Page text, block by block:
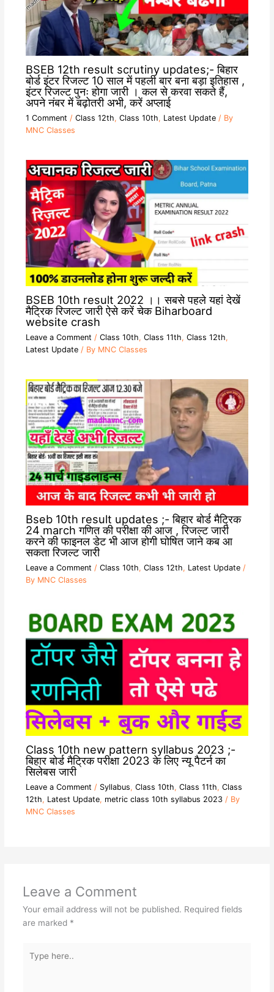
BSEB 12th result scrutiny updates;- बिहार
बोर्ड इंटर रिजल्ट 10 साल में पहली बार बना बड़ा इतिहास ,
इंटर रिजल्ट पुनः होगा जारी । कल से करवा सकते हैं,
अपने नंबर में बढ़ोतरी अभी, करें अप्लाई
1 Comment / Class 12th, Class 10th, Latest Update/ By
MNC Classes
BSEB 10th result 2022 ।। सबसे पहले यहां देखें
मैट्रिक रिजल्ट जारी ऐसे करें चेक Biharboard
website crash
Leave a Comment / Class 10th, Class 11th, Class 12th,
Latest Update/ By MNC Classes
Bseb 10th result updates ;- बिहार बोर्ड मैट्रिक
24 march गणित की परीक्षा की आज , रिजल्ट जारी
करने की फाइनल डेट भी आज होगी घोषित जाने कब आ
सकता रिजल्ट जारी
Leave a Comment / Class 10th, Class 12th, Latest Update/
By MNC Classes
Class 10th new pattern syllabus 2023 ;-
बिहार बोर्ड मैट्रिक परीक्षा 2023 के लिए न्यू पैटर्न का
सिलेबस जारी
Leave a Comment / Syllabus, Class 10th, Class 11th, Class
12th, Latest Update, metric class 10th syllabus 2023/ By
MNC Classes
Leave a Comment
Your email address will not be published. Required fields
are marked *
here..